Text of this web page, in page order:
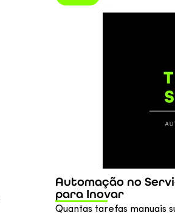
Automação no
para Inovar
Quantas tarefas manuais